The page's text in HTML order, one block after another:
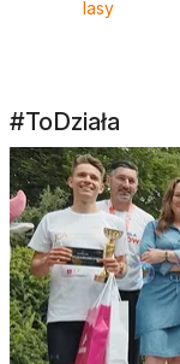
lasy
#ToDziała